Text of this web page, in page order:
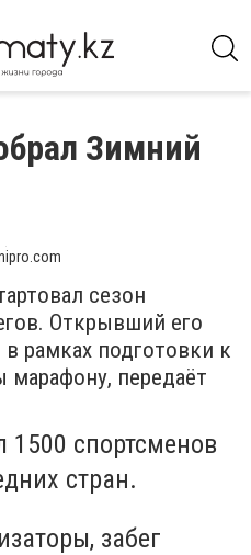
Зимний
сезон
Открывший его
рамках подготовки к
передаёт
1500 спортсменов
стран.
забег